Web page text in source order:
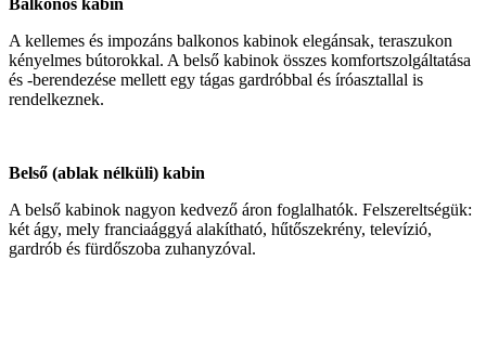
Balkonos kabin
A kellemes és impozáns balkonos kabinok elegánsak, teraszukon
kényelmes bútorokkal. A belső kabinok összes komfortszolgáltatása
és -berendezése mellett egy tágas gardróbbal és íróasztallal is
rendelkeznek.
Belső (ablak nélküli) kabin
A belső kabinok nagyon kedvező áron foglalhatók. Felszereltségük:
két ágy, mely franciaággyá alakítható, hűtőszekrény, televízió,
gardrób és fürdőszoba zuhanyzóval.